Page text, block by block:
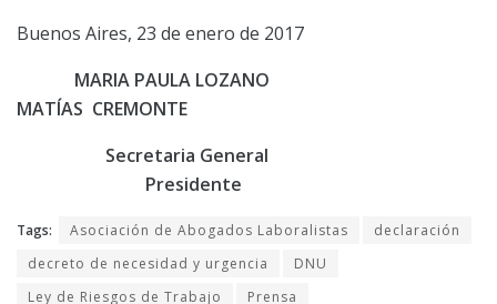
Buenos Aires, 23 de enero de 2017
MARIA PAULA LOZANO
MATÍAS CREMONTE
Secretaria General
Presidente
Tags: Asociación de Abogados Laboralistas
declaración
decreto de necesidad y urgencia
DNU
Ley de Riesgos de Trabajo
Prensa